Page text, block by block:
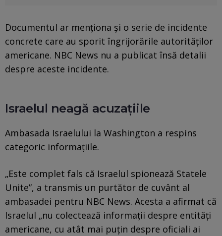
Documentul ar menționa și o serie de incidente
concrete care au sporit îngrijorările autorităților
americane. NBC News nu a publicat însă detalii
despre aceste incidente.
Israelul neagă acuzațiile
Ambasada Israelului la Washington a respins
categoric informațiile.
„Este complet fals că Israelul spionează Statele
Unite”, a transmis un purtător de cuvânt al
ambasadei pentru NBC News. Acesta a afirmat că
Israelul „nu colectează informații despre entități
americane, cu atât mai puțin despre oficiali ai